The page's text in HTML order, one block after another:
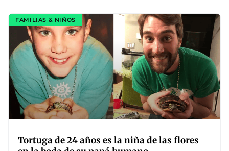
FAMILIAS & NIÑOS
Tortuga de 24 años es la niña de las flores